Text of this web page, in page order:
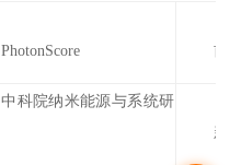
PhotonScore
中科院纳米能源与系统研